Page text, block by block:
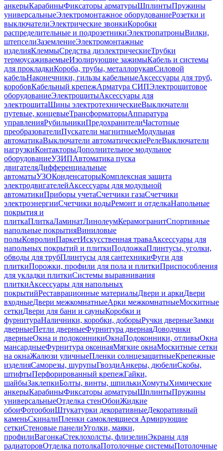
анкерыКарабиныФиксаторы арматурыШплинтыПружины
универсальныеЭлектромонтажное оборудованиеРозетки и
выключателиЭлектрические звонкиКоробки
распределительные и подрозетникиЭлектропатроныВилки,
штепселиЗаземлениеЭлектромонтажные
изделияКлеммыСредства диэлектрическиеТрубки
термоусаживаемыеИзолирующие зажимыКабель и системы
для прокладкиКороба, трубы, металлорукавСиловой
кабельНаконечники, гильзы кабельныеАксессуары для труб,
коробовКабельный крепежАрматура СИПЭлектрощитовое
оборудованиеЭлектрощитыАксессуары для
электрощитаШины электротехническиеВыключатели
путевые, концевыеТрансформаторыАппаратура
управленияРубильникиПредохранителиЧастотные
преобразователиПускатели магнитныеМодульная
автоматикаВыключатели автоматическиеРелеВыключатели
нагрузкиКонтакторыДополнительное модульное
оборудованиеУЗИПАвтоматика пуска
двигателяДифференциальные
автоматыУЗОКонденсаторыКомплексная защита
электродвигателейАксессуары для модульной
автоматикиПриборы учетаСчетчики газаСчетчики
электроэнергииСчетчики водыРемонт и отделкаНапольные
покрытия и
плиткаПлиткаЛаминатЛинолеумКерамогранитСпортивные
напольные покрытияВиниловые
полыКовролинПаркетИскусственная траваАксессуары для
напольных покрытий и плиткиПодложкаПлинтусы, уголки,
обводы для трубПлинтусы для сантехникиФуги для
плиткиПорожки, профили для пола и плиткиПриспособления
для укладки плиткиСистемы выравнивания
плиткиАксессуары для напольных
покрытийРеставрационные материалыДвери и аркиДвери
входныеДвери межкомнатныеАрки межкомнатныеМоскитные
сеткиДвери для бани и сауныКоробки и
фурнитураНаличники, коробки, доборыРучки дверныеЗамки
дверныеПетли дверныеФурнитура двернаяДоводчики
дверныеОкна и подоконникиОкнаПодоконники, отливыОкна
мансардныеФурнитура оконнаяМягкие окнаМоскитные сетки
на окнаЖалюзи уличныеПленки солнцезащитныеКрепежные
изделияСаморезы, шурупыГвоздиАнкеры, дюбелиСкобы,
штифтыПерфорированный крепежГайки,
шайбыЗаклепкиБолты, винты, шпилькиХомутыХимические
анкерыКарабиныФиксаторы арматурыШплинтыПружины
универсальныеОтделка стенОбоиЖидкие
обоиФотообоиШтукатурки декоративныеДекоративный
каменьСкиналиПленки самоклеящиеся Армирующие
сеткиСтеновые панелиУголки, маяки,
профилиВагонкаСтеклохолсты, флизелинЭкраны для
радиаторовОтделка потолкаПотолочные системыПотолочные